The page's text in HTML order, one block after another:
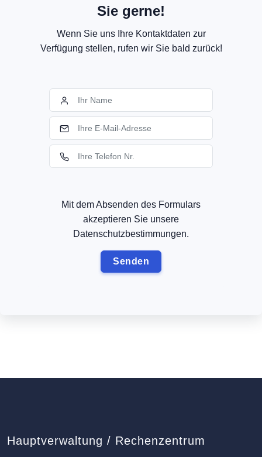
Sie gerne!
Wenn Sie uns Ihre Kontaktdaten zur
Verfügung stellen, rufen wir Sie bald zurück!
Mit dem Absenden des Formulars
akzeptieren Sie unsere
Datenschutzbestimmungen.
Hauptverwaltung / Rechenzentrum